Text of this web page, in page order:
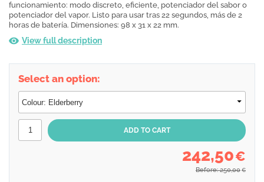
funcionamiento: modo discreto, eficiente, potenciador del sabor o
potenciador del vapor. Listo para usar tras 22 segundos, más de 2
horas de batería. Dimensiones: 98 x 31 x 22 mm.
View full description
Select an option:
242,50€
Before: 250,00 €